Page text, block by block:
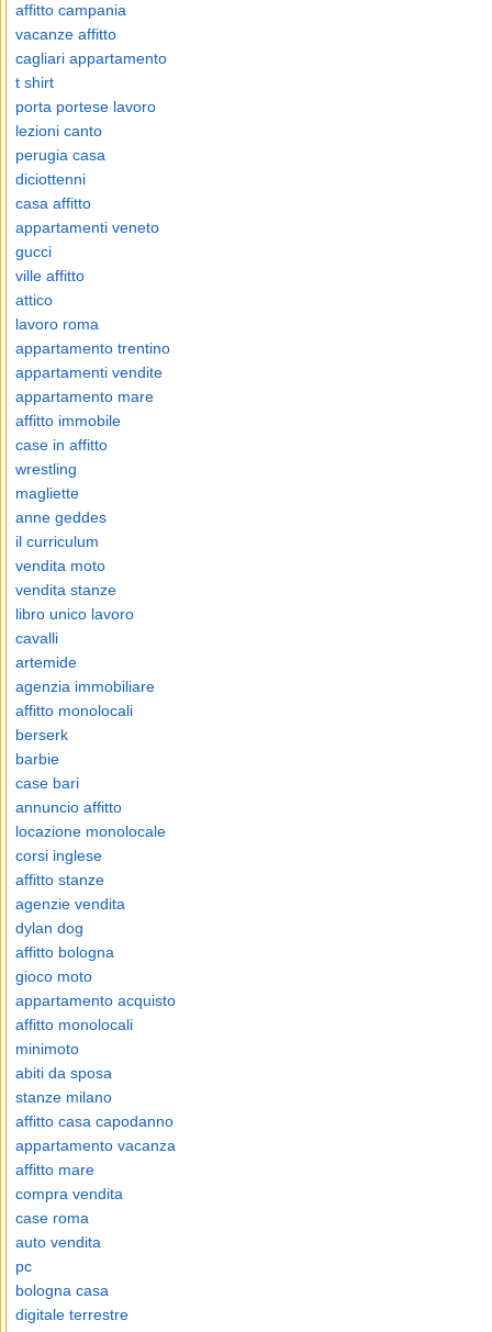
affitto campania
vacanze affitto
cagliari appartamento
t shirt
porta portese lavoro
lezioni canto
perugia casa
diciottenni
casa affitto
appartamenti veneto
gucci
ville affitto
attico
lavoro roma
appartamento trentino
appartamenti vendite
appartamento mare
affitto immobile
case in affitto
wrestling
magliette
anne geddes
il curriculum
vendita moto
vendita stanze
libro unico lavoro
cavalli
artemide
agenzia immobiliare
affitto monolocali
berserk
barbie
case bari
annuncio affitto
locazione monolocale
corsi inglese
affitto stanze
agenzie vendita
dylan dog
affitto bologna
gioco moto
appartamento acquisto
affitto monolocali
minimoto
abiti da sposa
stanze milano
affitto casa capodanno
appartamento vacanza
affitto mare
compra vendita
case roma
auto vendita
pc
bologna casa
digitale terrestre